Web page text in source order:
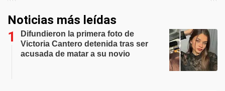
Noticias más leídas
Difundieron la primera foto de
Victoria Cantero detenida tras ser
acusada de matar a su novio